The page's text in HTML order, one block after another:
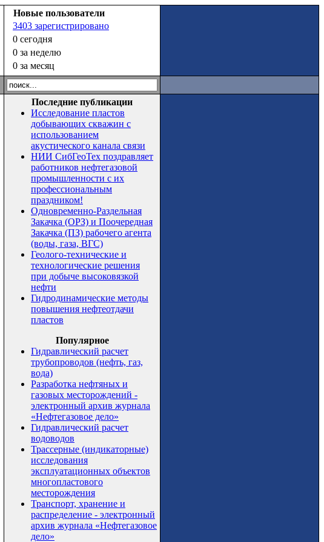
Новые пользователи
3403 зарегистрировано
0 сегодня
0 за неделю
0 за месяц
Последние публикации
Исследование пластов
добывающих скважин с
использованием
акустического канала связи
НИИ СибГеоТех поздравляет
работников нефтегазовой
промышленности с их
профессиональным
праздником!
Одновременно-Раздельная
Закачка (ОРЗ) и Поочередная
Закачка (ПЗ) рабочего агента
(воды, газа, ВГС)
Геолого-технические и
технологические решения
при добыче высоковязкой
нефти
Гидродинамические методы
повышения нефтеотдачи
пластов
Популярное
Гидравлический расчет
трубопроводов (нефть, газ,
вода)
Разработка нефтяных и
газовых месторождений -
электронный архив журнала
«Нефтегазовое дело»
Гидравлический расчет
водоводов
Трассерные (индикаторные)
исследования
эксплуатационных объектов
многопластового
месторождения
Транспорт, хранение и
распределение - электронный
архив журнала «Нефтегазовое
дело»